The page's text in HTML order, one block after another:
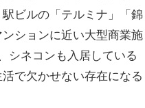
ビルの「テルミナ」「錦
ションに近い大型商業施
シネコンも入居している
で欠かせない存在になる